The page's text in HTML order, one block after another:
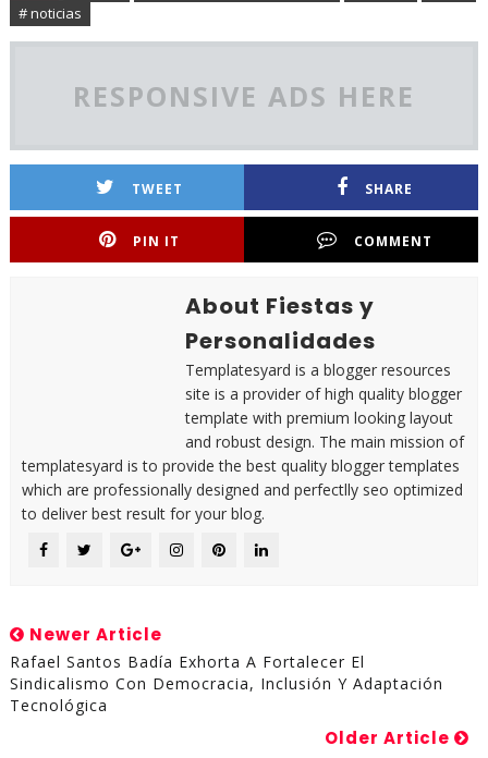
# noticias
RESPONSIVE ADS HERE
TWEET SHARE
PIN IT COMMENT
About Fiestas y
Personalidades
Templatesyard is a blogger resources
site is a provider of high quality blogger
template with premium looking layout
and robust design. The main mission of
templatesyard is to provide the best quality blogger templates
which are professionally designed and perfectlly seo optimized
to deliver best result for your blog.
Newer Article
Rafael Santos Badía Exhorta A Fortalecer El
Sindicalismo Con Democracia, Inclusión Y Adaptación
Tecnológica
Older Article